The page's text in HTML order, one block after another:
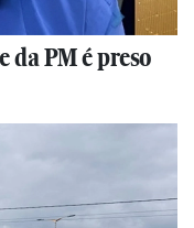
da PM é preso